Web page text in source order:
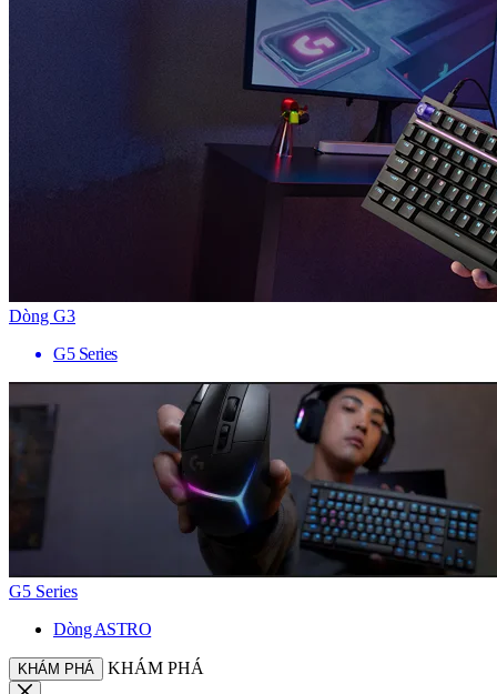
Dòng G3
G5 Series
G5 Series
Dòng ASTRO
KHÁM PHÁ KHÁM PHÁ